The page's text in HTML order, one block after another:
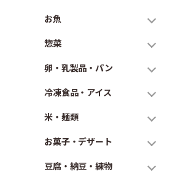
お魚
惣菜
卵・乳製品・パン
冷凍食品・アイス
米・麺類
お菓子・デザート
豆腐・納豆・練物